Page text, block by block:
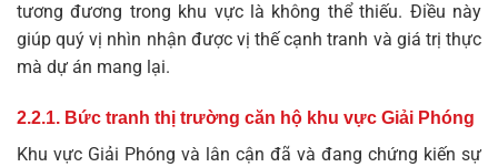
tương đương trong khu vực là không thể thiếu. Điều này
giúp quý vị nhìn nhận được vị thế cạnh tranh và giá trị thực
mà dự án mang lại.
2.2.1. Bức tranh thị trường căn hộ khu vực Giải Phóng
Khu vực Giải Phóng và lân cận đã và đang chứng kiến sự